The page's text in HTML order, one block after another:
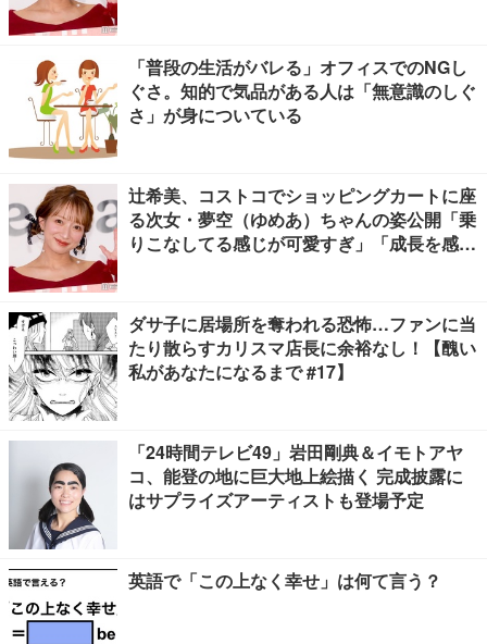
「普段の生活がバレる」オフィスでのNGし
ぐさ。知的で気品がある人は「無意識のしぐ
さ」が身についている
辻希美、コストコでショッピングカートに座
る次女・夢空（ゆめあ）ちゃんの姿公開「乗
りこなしてる感じが可愛すぎ」「成長を感じ
ダサ子に居場所を奪われる恐怖…ファンに当
たり散らすカリスマ店長に余裕なし！【醜い
私があなたになるまで #17】
「24時間テレビ49」岩田剛典＆イモトアヤ
コ、能登の地に巨大地上絵描く 完成披露に
はサプライズアーティストも登場予定
英語で「この上なく幸せ」は何て言う？